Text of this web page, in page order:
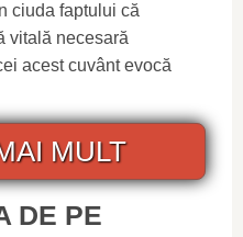
ciuda faptului că
vitală necesară
acest cuvânt evocă
MULT
DE PE